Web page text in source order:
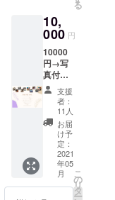
シャツ
のサイ
ズを備
考欄に
ご記載
くださ
い
る
10,
000 円
10000
円→写
真付き
メッ
セー
ジ、ギ
フト
セット
(ペン、
マグ、
コー
ヒー、T
シャ
支援
者：
11人
お届
け予
定：
2021
年05
月
こ
の
リ
タ
ー